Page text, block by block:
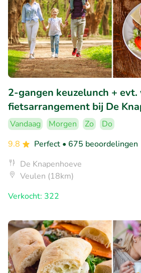
2-gangen keuzelunch +
fietsarrangement bij De
Vandaag Morgen Zo
Do
9.8
Perfect • 675 beoordelingen
De Knapenhoeve
Veulen (18km)
Verkocht: 322